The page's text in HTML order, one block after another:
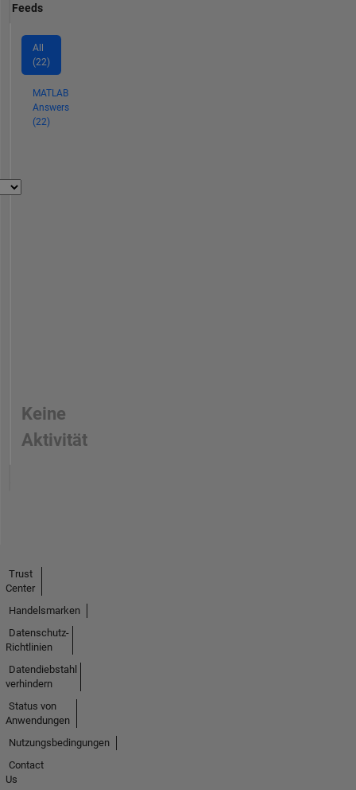
Feeds
All
(22)
MATLAB
Answers
(22)
Keine
Aktivität
Trust
Center
Handelsmarken
Datenschutz-
Richtlinien
Datendiebstahl
verhindern
Status von
Anwendungen
Nutzungsbedingungen
Contact
Us